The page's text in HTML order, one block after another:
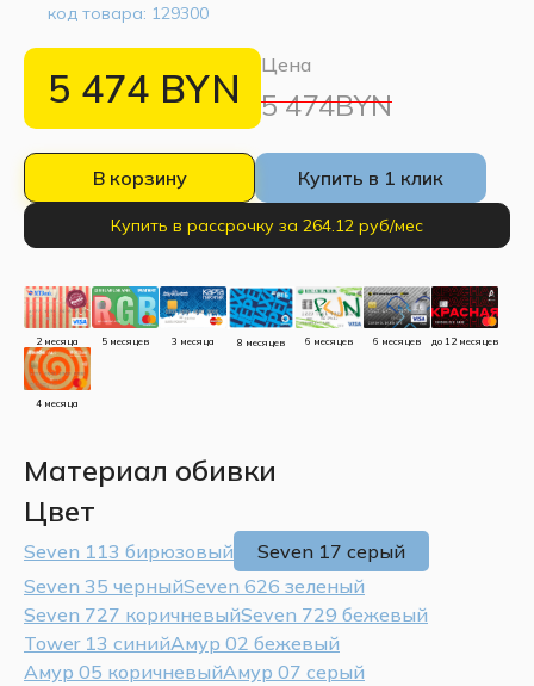
код товара: 129300
5 474 BYN Цена
5 474BYN
В корзину Купить в 1 клик
Купить в рассрочку за 264.12 руб/мес
2 месяца 5 месяцев 3 месяца 8 месяцев 6 месяцев 6 месяцев до 12 месяцев
4 месяца
Материал обивки
Цвет
Seven 113 бирюзовый
Seven 17 серый
Seven 35 черныйSeven 626 зеленый
Seven 727 коричневыйSeven 729 бежевый
Tower 13 синийАмур 02 бежевый
Амур 05 коричневыйАмур 07 серый